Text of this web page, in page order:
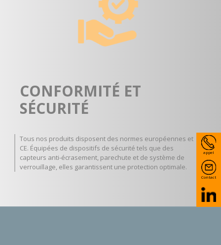
CONFORMITÉ ET
SÉCURITÉ
Tous nos produits disposent des normes européennes et
CE. Équipées de dispositifs de sécurité tels que des
capteurs anti-écrasement, parechute et de système de
verrouillage, elles garantissent une protection optimale.
appel
Contact